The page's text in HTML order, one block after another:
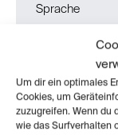
Um dir ein optimales
Cookies, um
zuzugreifen. Wenn du
wie das Surfverhalten
Sprache
Creditpoints
Studiengang